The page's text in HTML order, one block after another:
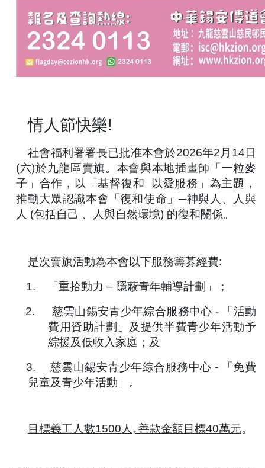
情人節快樂!
社會福利署署長已批准本會於2026年2月14日
(六)於九龍區賣旗。本會與本地插畫師「一粒麥
子」合作，以「基督復和
以愛服務」為主題，
推動大眾認識本會「復和使命」─神與人、人與
人 (包括自己 、人與自然環境) 的復和關係。
是次賣旗活動為本會以下服務籌募經費:
1.
「重拾動力 – 隱蔽青年輔導計劃」；
2.
慈雲山錫安青少年綜合服務中心 - 「活動
費用資助計劃」及提供半費青少年活動予
綜援及低收入家庭；及
3.
慈雲山錫安青少年綜合服務中心 - 「免費
兒童及青少年活動」。
目標義工人數1500人, 善款金額目標40萬元。